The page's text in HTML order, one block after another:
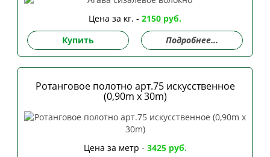
Цена за кг. - 2150 руб.
Купить
Подробнее...
Ротанговое полотно арт.75 искусственное
(0,90m x 30m)
Цена за метр - 3425 руб.